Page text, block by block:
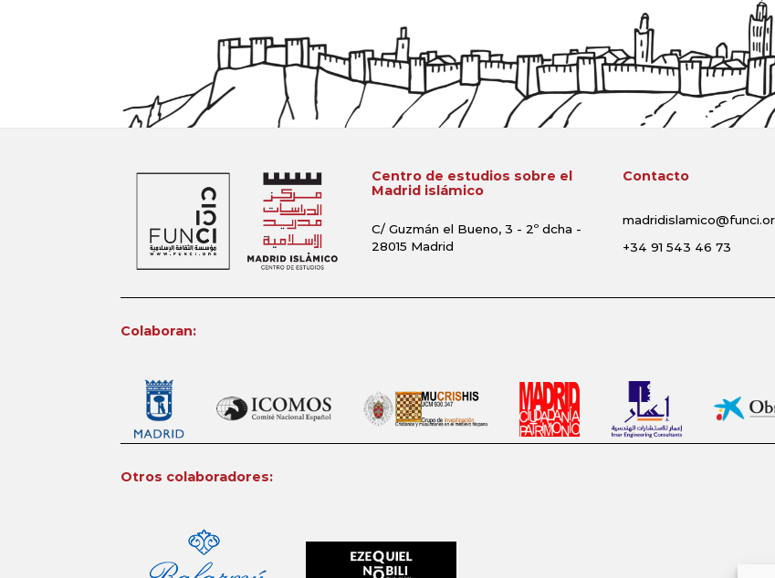
Centro de estudios sobre el
Madrid islámico
C/ Guzmán el Bueno, 3 - 2º dcha -
28015 Madrid
Contacto
+34 91 543 46 73
Colaboran:
Otros colaboradores: